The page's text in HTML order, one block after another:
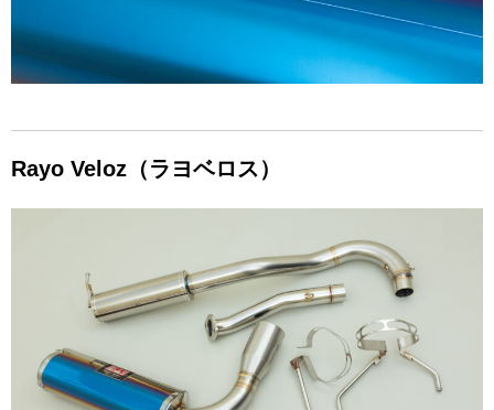
Rayo Veloz（ラヨベロス）